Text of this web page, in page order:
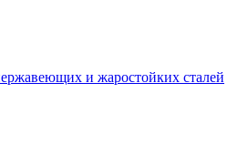
и жаростойких сталей